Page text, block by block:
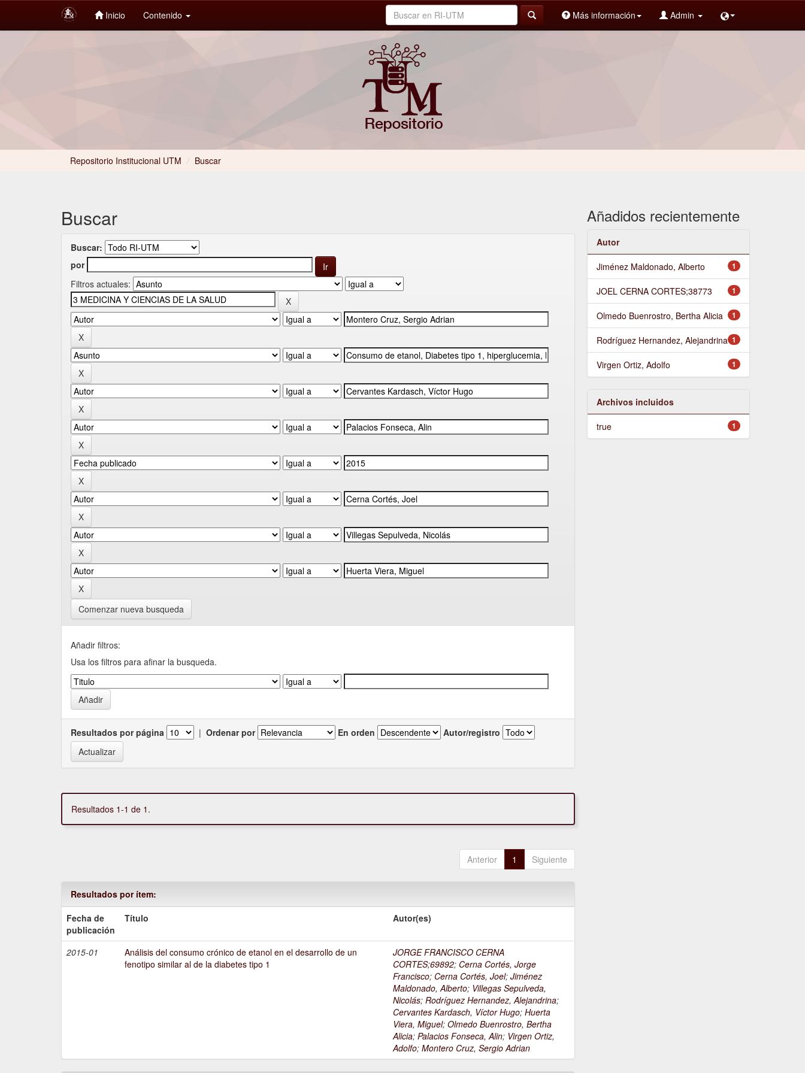
Inicio Contenido Más información Admin
Repositorio Institucional UTM / Buscar
Buscar
Buscar:
por
Filtros actuales:
Comenzar nueva busqueda
Añadir filtros:
Usa los filtros para afinar la busqueda.
Resultados por página | Ordenar por En orden Autor/registro
Resultados 1-1 de 1.
Anterior 1 Siguiente
Resultados por ítem:
Fecha de
publicación
Título Autor(es)
2015-01
Análisis del consumo crónico de etanol en el desarrollo de un
fenotipo similar al de la diabetes tipo 1
JORGE FRANCISCO CERNA
CORTES;69892; Cerna Cortés, Jorge
Francisco; Cerna Cortés, Joel;Jiménez
Maldonado, Alberto; Villegas Sepulveda,
Nicolás;Rodríguez Hernandez, Alejandrina;
Cervantes Kardasch, Víctor Hugo;Huerta
Viera, Miguel;Olmedo Buenrostro, Bertha
Alicia;Palacios Fonseca, Alin; Virgen Ortiz,
Adolfo;Montero Cruz, Sergio Adrian
Añadidos recientemente
Autor
1
Jiménez Maldonado, Alberto
1
JOEL CERNA CORTES;38773
1
Olmedo Buenrostro, Bertha Alicia
1
Rodríguez Hernandez, Alejandrina
1
Virgen Ortiz, Adolfo
Archivos incluidos
1
true